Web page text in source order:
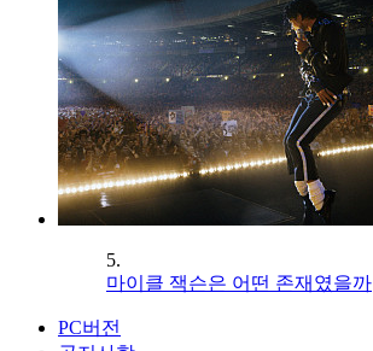
5.
마이클 잭슨은 어떤 존재였을까
PC버전